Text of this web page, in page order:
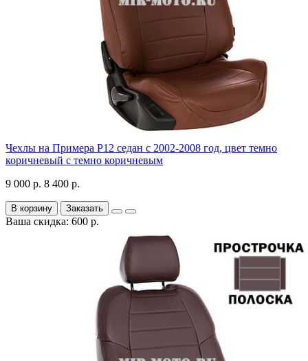
Чехлы на Примера P12 седан с 2002-2008 год, цвет темно
коричневый с темно коричневым
9 000 р. 8 400 р.
В корзину Заказать
Ваша скидка: 600 р.